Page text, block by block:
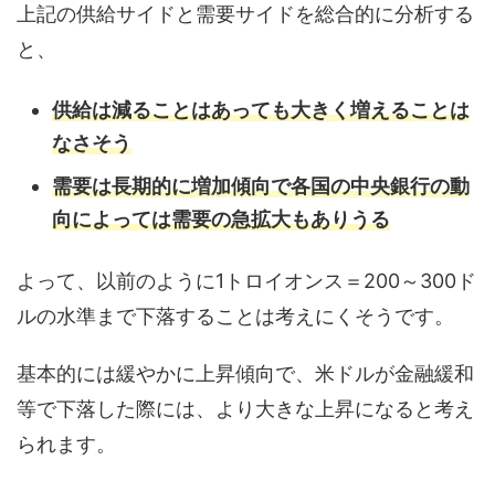
上記の供給サイドと需要サイドを総合的に分析する
と、
供給は減ることはあっても大きく増えることは
なさそう
需要は長期的に増加傾向で各国の中央銀行の動
向によっては需要の急拡大もありうる
よって、以前のように1トロイオンス＝200～300ド
ルの水準まで下落することは考えにくそうです。
基本的には緩やかに上昇傾向で、米ドルが金融緩和
等で下落した際には、より大きな上昇になると考え
られます。